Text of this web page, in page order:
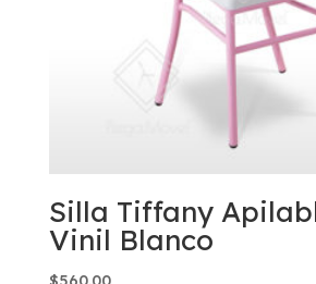
Silla Tiffany
Vinil Blanco